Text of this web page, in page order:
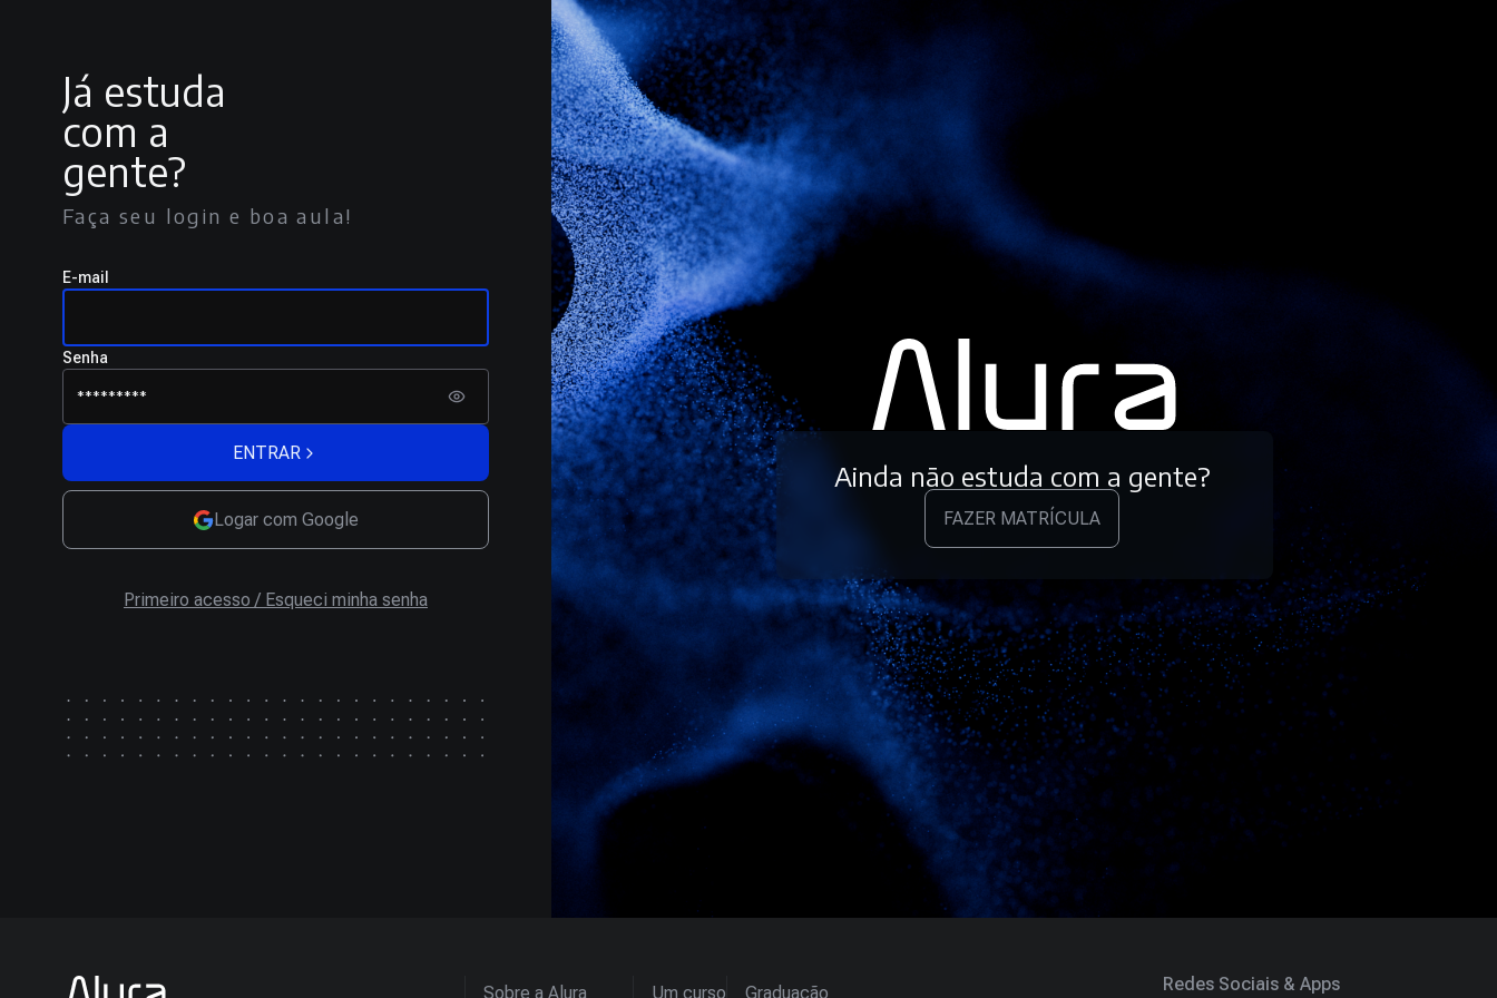
Já estuda
com a
gente?
Faça seu login e boa aula!
E-mail
Senha
ENTRAR
Logar com Google
Primeiro acesso / Esqueci minha senha
Ainda não estuda com a gente?
FAZER MATRÍCULA
Sobre a Alura Um curso Graduação Redes Sociais & Apps